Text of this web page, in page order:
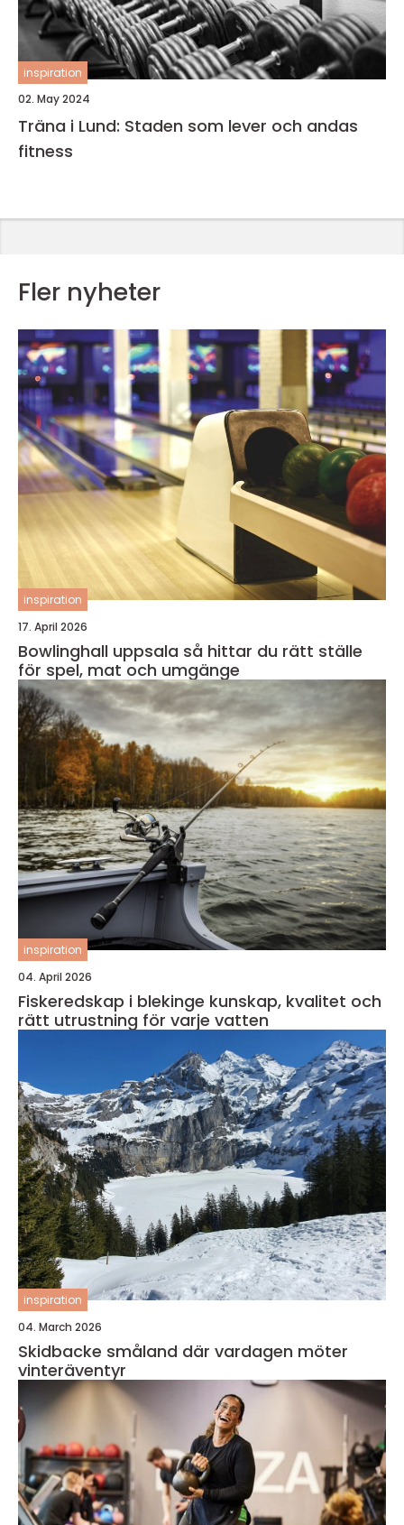
inspiration
02. May 2024
Träna i Lund: Staden som lever och andas
fitness
Fler nyheter
inspiration
17. April 2026
Bowlinghall uppsala så hittar du rätt ställe
för spel, mat och umgänge
inspiration
04. April 2026
Fiskeredskap i blekinge kunskap, kvalitet och
rätt utrustning för varje vatten
inspiration
04. March 2026
Skidbacke småland där vardagen möter
vinteräventyr